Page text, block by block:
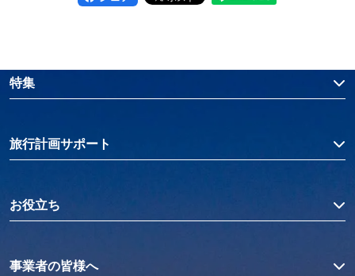
特集
旅行計画サポート
お役立ち
事業者の皆様へ